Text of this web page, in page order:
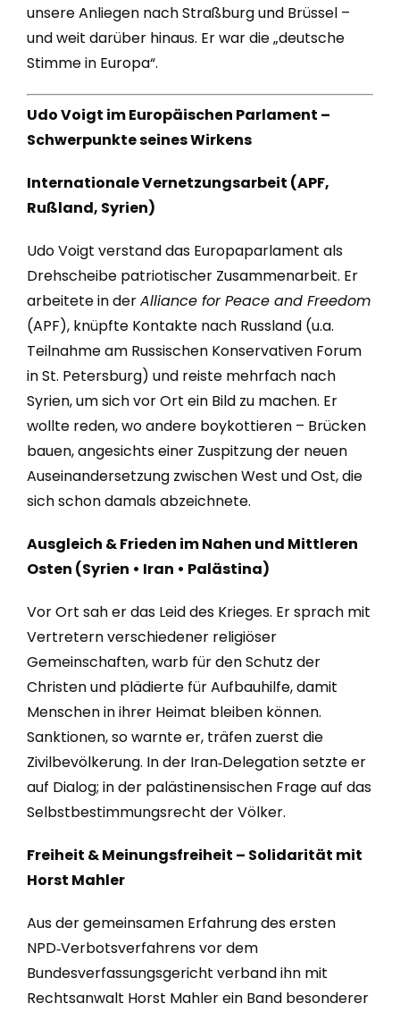
unsere Anliegen nach Straßburg und Brüssel –
und weit darüber hinaus. Er war die „deutsche
Stimme in Europa“.
Udo Voigt im Europäischen Parlament –
Schwerpunkte seines Wirkens
Internationale Vernetzungsarbeit (APF,
Rußland, Syrien)
Udo Voigt verstand das Europaparlament als
Drehscheibe patriotischer Zusammenarbeit. Er
arbeitete in derAlliance for Peace and Freedom
(APF), knüpfte Kontakte nach Russland (u.a.
Teilnahme am Russischen Konservativen Forum
in St. Petersburg) und reiste mehrfach nach
Syrien, um sich vor Ort ein Bild zu machen. Er
wollte reden, wo andere boykottieren – Brücken
bauen, angesichts einer Zuspitzung der neuen
Auseinandersetzung zwischen West und Ost, die
sich schon damals abzeichnete.
Ausgleich & Frieden im Nahen und Mittleren
Osten (Syrien • Iran • Palästina)
Vor Ort sah er das Leid des Krieges. Er sprach mit
Vertretern verschiedener religiöser
Gemeinschaften, warb für den Schutz der
Christen und plädierte für Aufbauhilfe, damit
Menschen in ihrer Heimat bleiben können.
Sanktionen, so warnte er, träfen zuerst die
Zivilbevölkerung. In der Iran‑Delegation setzte er
auf Dialog; in der palästinensischen Frage auf das
Selbstbestimmungsrecht der Völker.
Freiheit & Meinungsfreiheit – Solidarität mit
Horst Mahler
Aus der gemeinsamen Erfahrung des ersten
NPD‑Verbotsverfahrens vor dem
Bundesverfassungsgericht verband ihn mit
Rechtsanwalt Horst Mahler ein Band besonderer